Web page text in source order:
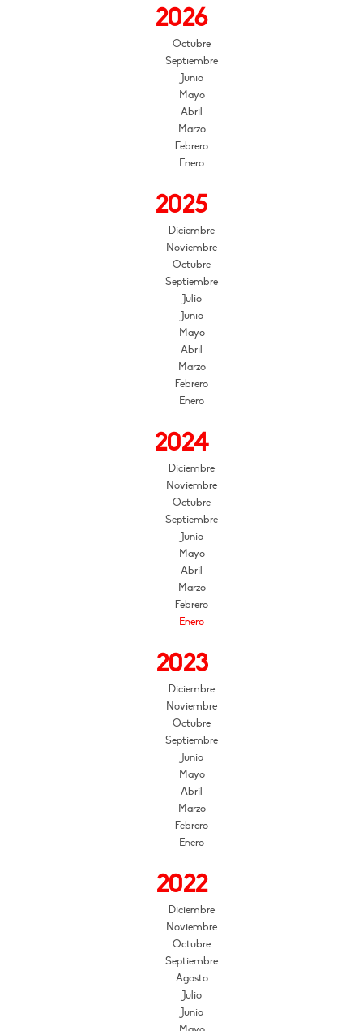
2026
Octubre
Septiembre
Junio
Mayo
Abril
Marzo
Febrero
Enero
2025
Diciembre
Noviembre
Octubre
Septiembre
Julio
Junio
Mayo
Abril
Marzo
Febrero
Enero
2024
Diciembre
Noviembre
Octubre
Septiembre
Junio
Mayo
Abril
Marzo
Febrero
Enero
2023
Diciembre
Noviembre
Octubre
Septiembre
Junio
Mayo
Abril
Marzo
Febrero
Enero
2022
Diciembre
Noviembre
Octubre
Septiembre
Agosto
Julio
Junio